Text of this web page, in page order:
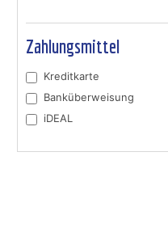
Zahlungsmittel
Kreditkarte
Banküberweisung
iDEAL